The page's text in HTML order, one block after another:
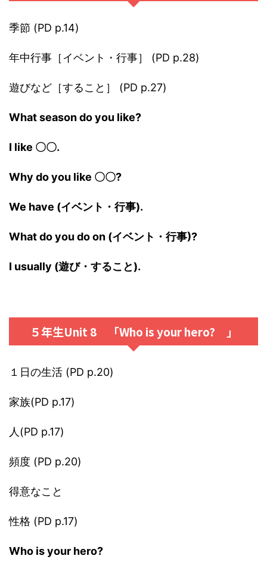
季節 (PD p.14)
年中行事［イベント・行事］ (PD p.28)
遊びなど［すること］ (PD p.27)
What season do you like?
I like 〇〇.
Why do you like 〇〇?
We have (イベント・行事).
What do you do on (イベント・行事)?
I usually (遊び・すること).
５年生Unit 8 「Who is your hero? 」
１日の生活 (PD p.20)
家族(PD p.17)
人(PD p.17)
頻度 (PD p.20)
得意なこと
性格 (PD p.17)
Who is your hero?